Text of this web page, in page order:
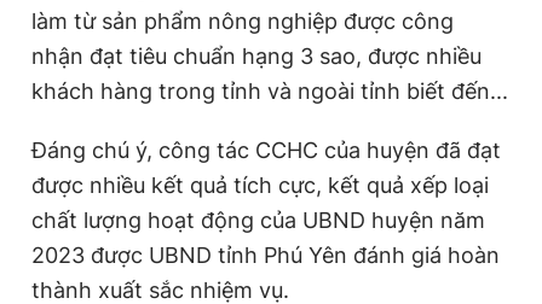
làm từ sản phẩm nông nghiệp được công
nhận đạt tiêu chuẩn hạng 3 sao, được nhiều
khách hàng trong tỉnh và ngoài tỉnh biết đến...
Đáng chú ý, công tác CCHC của huyện đã đạt
được nhiều kết quả tích cực, kết quả xếp loại
chất lượng hoạt động của UBND huyện năm
2023 được UBND tỉnh Phú Yên đánh giá hoàn
thành xuất sắc nhiệm vụ.